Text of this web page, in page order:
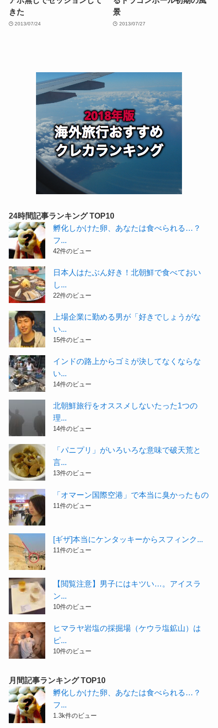
きた
2013/07/24
景
2013/07/27
24時間記事ランキング TOP10
孵化しかけた卵、あなたは食べられる…？
フ...
42件のビュー
日本人はたぶん好き！北朝鮮で食べておい
し...
22件のビュー
上場企業に勤める男が「好きでしょうがな
い...
15件のビュー
インドの路上からゴミが決してなくならな
い...
14件のビュー
北朝鮮旅行をオススメしないたった1つの
理...
14件のビュー
「パニプリ」がいろいろな意味で破天荒と
言...
13件のビュー
「オマーン国際空港」で本当に臭かったもの
11件のビュー
[ギザ]本当にケンタッキーからスフィンク...
11件のビュー
【閲覧注意】男子にはキツい…。アイスラ
ン...
10件のビュー
ヒマラヤ岩塩の採掘場（ケウラ塩鉱山）は
ピ...
10件のビュー
月間記事ランキング TOP10
孵化しかけた卵、あなたは食べられる…？
フ...
1.3k件のビュー